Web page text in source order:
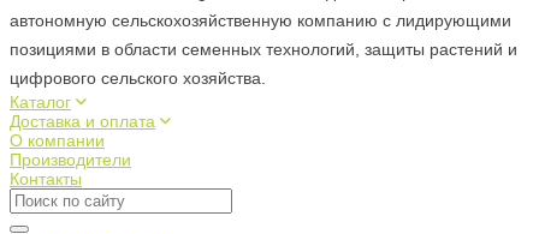
автономную сельскохозяйственную компанию с лидирующими
позициями в области семенных технологий, защиты растений и
цифрового сельского хозяйства.
Каталог
Доставка и оплата
О компании
Производители
Контакты